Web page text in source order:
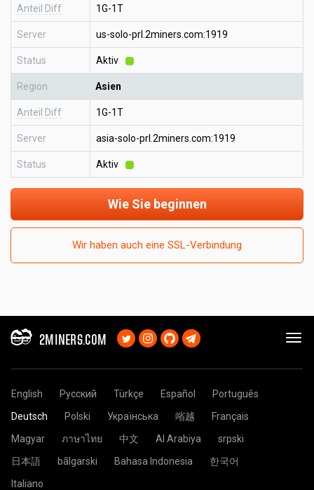
Anteil Diff 1G-1T
Server us-solo-prl.2miners.com:1919
Status Aktiv
Region Asien
Anteil Diff 1G-1T
Server asia-solo-prl.2miners.com:1919
Status Aktiv
Wie Sie beginnen
Wir haben auch eine SSL-Verbindung
2MINERS.COM
English Русский Türkçe Español
Português
Deutsch
Polski Українська 㗂越
Français
Magyar
ภาษาไทย 中文 Al Arabiya
srpski
日本語
bãlgarski Bahasa Indonesia
한국어
Italiano